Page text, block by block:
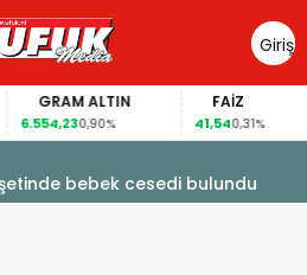
Giriş
Yap
GRAM ALTIN
6.554,230,90%
FAİZ
41,540,31%
bebek cesedi bulundu